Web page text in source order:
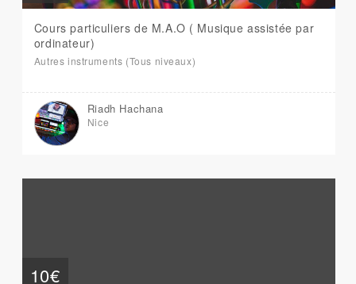
Cours particuliers de M.A.O ( Musique assistée par
ordinateur)
Autres instruments (Tous niveaux)
Riadh Hachana
Nice
10€